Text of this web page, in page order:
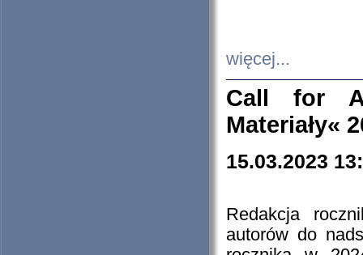
więcej...
Call for
Materiały«
15.03.2023
Redakcja
autorów do